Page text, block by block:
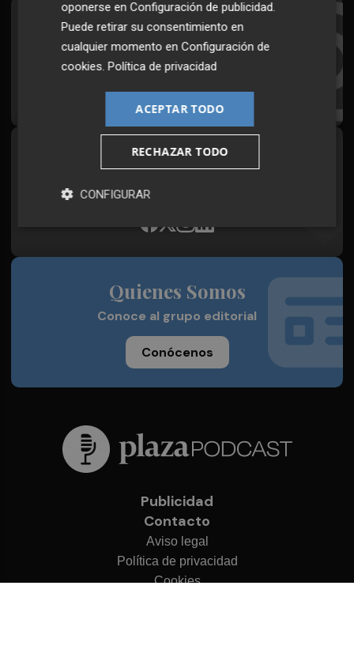
Suscríbete al Boletín
Todos los días a primera hora en tu email
¡Quiero suscribirme!
Síguenos en redes
Plaza Podcast, desde cualquier medio
Quienes Somos
Conoce al grupo editorial
Conócenos
Publicidad
Contacto
Aviso legal
Política de privacidad
Cookies
oponerse enConfiguración de publicidad.
Puede retirar su consentimiento en
cualquier momento enConfiguración de
cookies.Política de privacidad
ACEPTAR TODO
RECHAZAR TODO
CONFIGURAR